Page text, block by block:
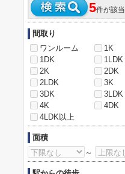
5件が該当
間取り
ワンルーム
1K
1DK
1LDK
2K
2DK
2LDK
3K
3DK
3LDK
4K
4DK
4LDK以上
面積
～